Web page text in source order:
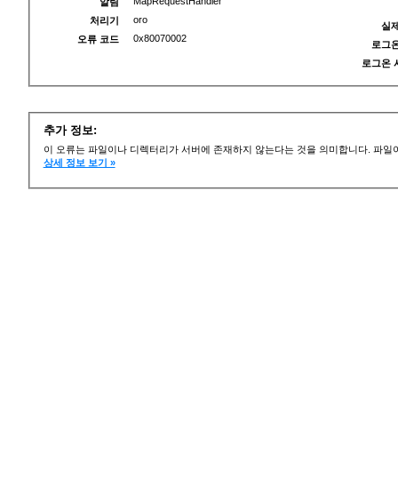
처리기
oro
오류 코드
0x80070002
실
로그
로그온
추가 정보:
이 오류는 파일이나 디렉터리가 서버에 존재하지 않는다는 것을 의미합니다. 파
상세 정보 보기 »